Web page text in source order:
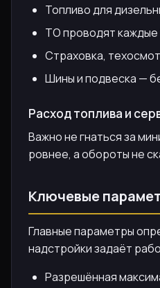
Топливо для
ТО проводят каждые
Страховка,
Шины и подвеска —
Расход топлива и
Важно не гнаться за
ровнее, а обороты не
Ключевые
Главные параметры
надстройки задаёт
Разрешённая